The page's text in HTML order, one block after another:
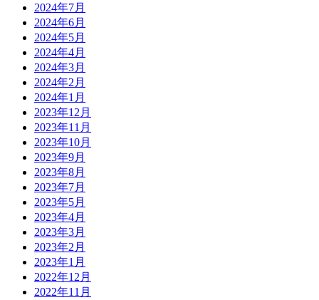
2024年7月
2024年6月
2024年5月
2024年4月
2024年3月
2024年2月
2024年1月
2023年12月
2023年11月
2023年10月
2023年9月
2023年8月
2023年7月
2023年5月
2023年4月
2023年3月
2023年2月
2023年1月
2022年12月
2022年11月